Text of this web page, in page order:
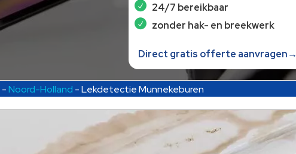
24/7 bereikbaar
zonder hak- en breekwerk
Direct gratis offerte aanvragen→
-Noord-Holland -Lekdetectie Munnekeburen